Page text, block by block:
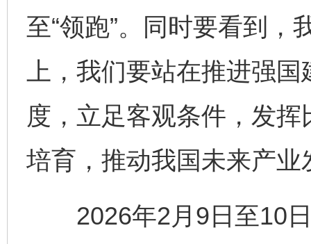
至“领跑”。同时要看到
上，我们要站在推进强
度，立足客观条件，发
培育，推动我国未来产
2026年2月9日至10日